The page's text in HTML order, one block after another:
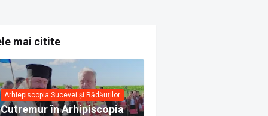
mai citite
Arhiepiscopia Sucevei și Rădăuților
Cutremur în Arhipiscopia